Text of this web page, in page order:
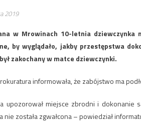
2019
w Mrowinach 10-letnia dziewczynka
by wyglądało, jakby przestępstwa
zakochany w matce dziewczynki.
informowała, że zabójstwo ma
upozorował miejsce zbrodni i dokonanie
nie została zgwałcona – powiedział